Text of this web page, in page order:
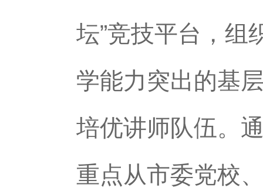
坛”竞技平台，组
学能力突出的基
培优讲师队伍。
重点从市委党校